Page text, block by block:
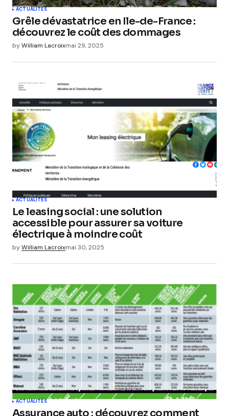
ACTUALITÉS
Grêle dévastatrice en Ile-de-France :
découvrez le coût des dommages
byWilliam Lacroixmai 29, 2025
ACTUALITÉS
Le leasing social : une solution
accessible pour assurer sa voiture
électrique à moindre coût
byWilliam Lacroixmai 30, 2025
ACTUALITÉS
Assurance auto : découvrez comment